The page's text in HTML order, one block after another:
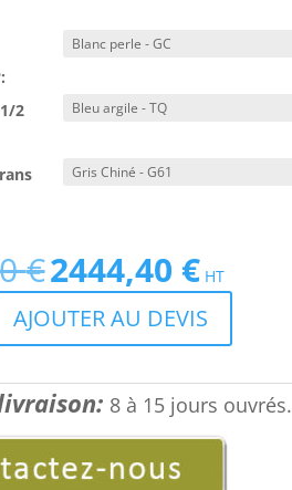
2
€ Le
prix
initial
était :
2444,40 €Le
prix
actuel
est :
HT
AJOUTER AU DEVIS
8 à 15 jours ouvrés.